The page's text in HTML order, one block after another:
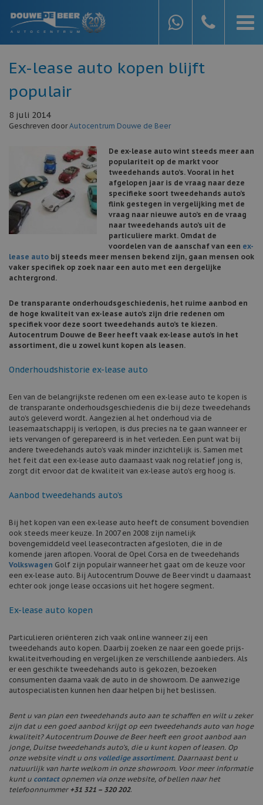
Ex-lease auto kopen blijft
populair
8 juli 2014
Geschreven doorAutocentrum Douwe de Beer
De ex-lease auto wint steeds meer aan
populariteit op de markt voor
tweedehands auto’s. Vooral in het
afgelopen jaar is de vraag naar deze
specifieke soort tweedehands auto’s
flink gestegen in vergelijking met de
vraag naar nieuwe auto’s en de vraag
naar tweedehands auto’s uit de
particuliere markt. Omdat de
voordelen van de aanschaf van een ex-
lease auto bij steeds meer mensen bekend zijn, gaan mensen ook
vaker specifiek op zoek naar een auto met een dergelijke
achtergrond.
De transparante onderhoudsgeschiedenis, het ruime aanbod en
de hoge kwaliteit van ex-lease auto’s zijn drie redenen om
specifiek voor deze soort tweedehands auto’s te kiezen.
Autocentrum Douwe de Beer heeft vaak ex-lease auto’s in het
assortiment, die u zowel kunt kopen als leasen.
Onderhoudshistorie ex-lease auto
Een van de belangrijkste redenen om een ex-lease auto te kopen is
de transparante onderhoudsgeschiedenis die bij deze tweedehands
auto’s geleverd wordt. Aangezien al het onderhoud via de
leasemaatschappij is verlopen, is dus precies na te gaan wanneer er
iets vervangen of gerepareerd is in het verleden. Een punt wat bij
andere tweedehands auto’s vaak minder inzichtelijk is. Samen met
het feit dat een ex-lease auto daarnaast vaak nog relatief jong is,
zorgt dit ervoor dat de kwaliteit van ex-lease auto’s erg hoog is.
Aanbod tweedehands auto’s
Bij het kopen van een ex-lease auto heeft de consument bovendien
ook steeds meer keuze. In 2007 en 2008 zijn namelijk
bovengemiddeld veel leasecontracten afgesloten, die in de
komende jaren aflopen. Vooral de Opel Corsa en de tweedehands
Volkswagen Golf zijn populair wanneer het gaat om de keuze voor
een ex-lease auto. Bij Autocentrum Douwe de Beer vindt u daarnaast
echter ook jonge lease occasions uit het hogere segment.
Ex-lease auto kopen
Particulieren oriënteren zich vaak online wanneer zij een
tweedehands auto kopen. Daarbij zoeken ze naar een goede prijs-
kwaliteitverhouding en vergelijken ze verschillende aanbieders. Als
er een geschikte tweedehands auto is gekozen, bezoeken
consumenten daarna vaak de auto in de showroom. De aanwezige
autospecialisten kunnen hen daar helpen bij het beslissen.
Bent u van plan een tweedehands auto aan te schaffen en wilt u zeker
zijn dat u een goed aanbod krijgt op een tweedehands auto van hoge
kwaliteit? Autocentrum Douwe de Beer heeft een groot aanbod aan
jonge, Duitse tweedehands auto’s, die u kunt kopen of leasen. Op
onze website vindt u ons volledige assortiment. Daarnaast bent u
natuurlijk van harte welkom in onze showroom. Voor meer informatie
kunt u contactopnemen via onze website, of bellen naar het
telefoonnummer +31 321 – 320 202.